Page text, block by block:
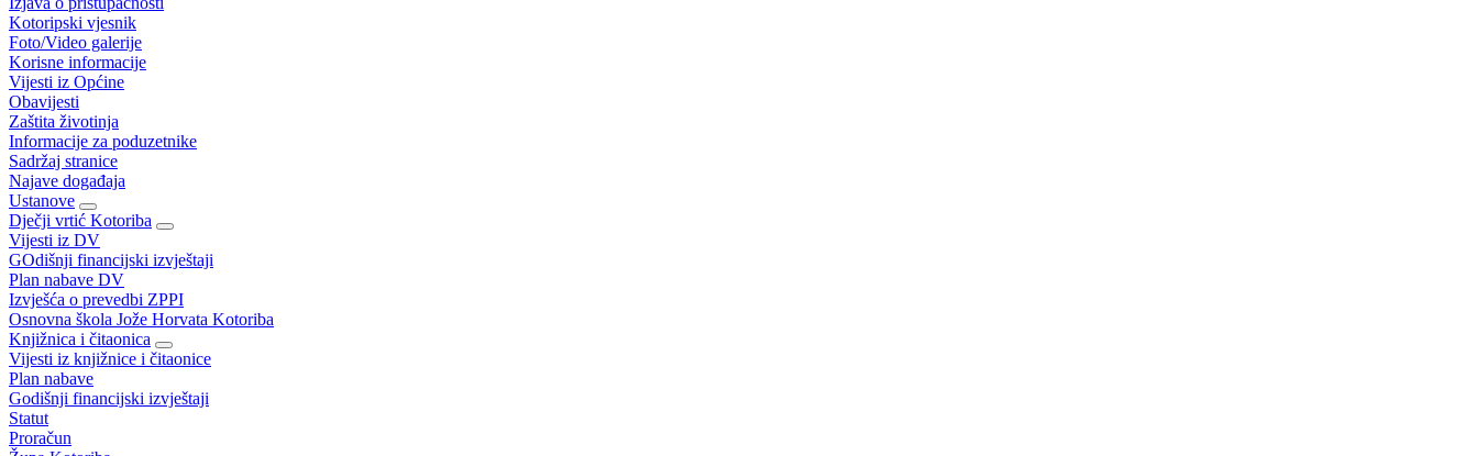
Kotoripski vjesnik
Foto/Video galerije
Korisne informacije
Vijesti iz Općine
Obavijesti
Zaštita životinja
Informacije za poduzetnike
Sadržaj stranice
Najave događaja
Ustanove
Dječji vrtić Kotoriba
Vijesti iz DV
GOdišnji financijski izvještaji
Plan nabave DV
Izvješća o prevedbi ZPPI
Osnovna škola Jože Horvata Kotoriba
Knjižnica i čitaonica
Vijesti iz knjižnice i čitaonice
Plan nabave
Godišnji financijski izvještaji
Statut
Proračun